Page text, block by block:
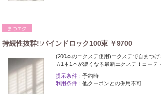
まつエク
持続性抜群!!バインドロック100束 ￥9700
(200本のエクステ使用)エクステで自まつ
☆1本1本が濃くなる最新エクステ！コーテ
提示条件： 予約時
利用条件： 他クーポンとの併用不可